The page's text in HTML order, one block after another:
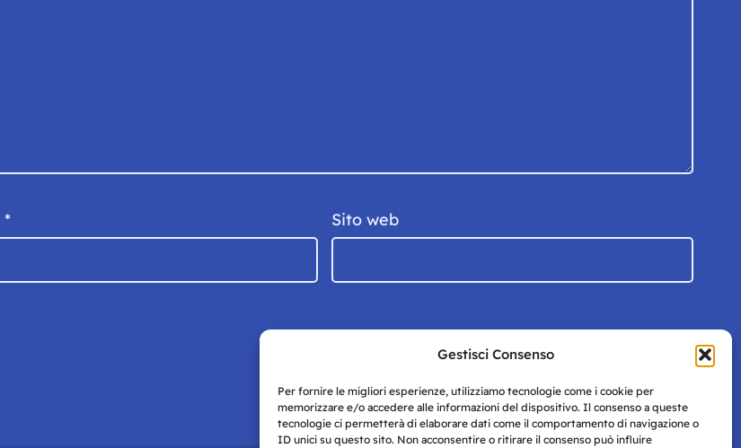
Gestisci Consenso
Per fornire le migliori esperienze, utilizziamo tecnologie come i cookie per
memorizzare e/o accedere alle informazioni del dispositivo. Il consenso a queste
tecnologie ci permetterà di elaborare dati come il comportamento di navigazione o
ID unici su questo sito. Non acconsentire o ritirare il consenso può influire
* Sito web